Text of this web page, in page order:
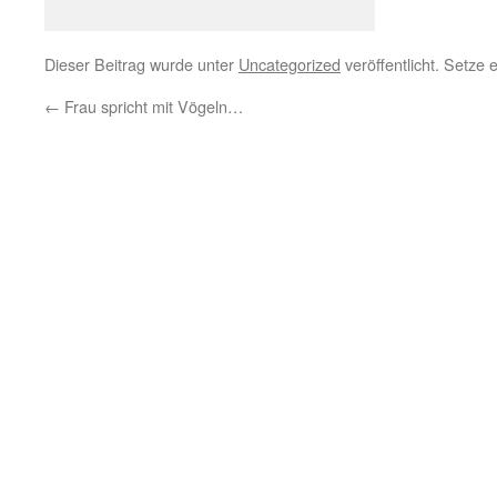
Dieser Beitrag wurde unter Uncategorized veröffentlicht. Setze
← Frau spricht mit Vögeln…